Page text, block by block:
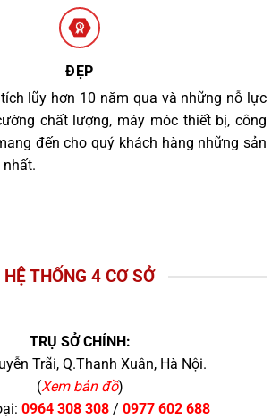
ĐẸP
lũy hơn 10 năm qua và những nỗ lực
chất lượng, máy móc thiết bị, công
đến cho quý khách hàng những sản
nhất.
HỆ THỐNG 4 CƠ SỞ
TRỤ SỞ CHÍNH:
Trãi, Q.Thanh Xuân, Hà Nội.
(Xem bản đồ)
0964 308 308/ 0977 602 688